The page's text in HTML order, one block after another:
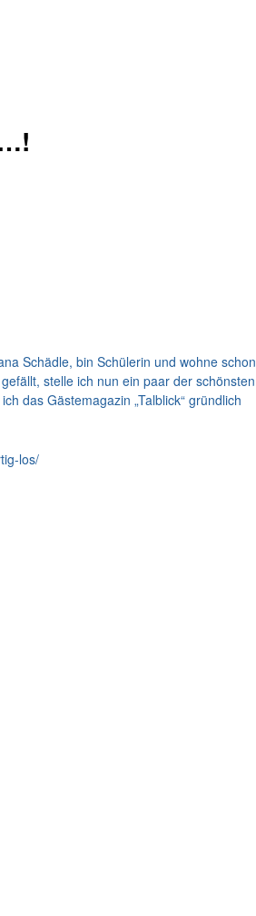
Schädle, bin Schülerin und wohne schon
stelle ich nun ein paar der schönsten
das Gästemagazin „Talblick“ gründlich
los/